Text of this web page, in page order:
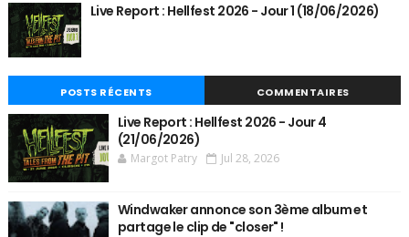
Live Report : Hellfest 2026 - Jour 1 (18/06/2026)
POSTS RÉCENTS COMMENTAIRES
Live Report : Hellfest 2026 - Jour 4
(21/06/2026)
Margot Patry Jul 28, 2026
Windwaker annonce son 3ème album et
partage le clip de "closer" !